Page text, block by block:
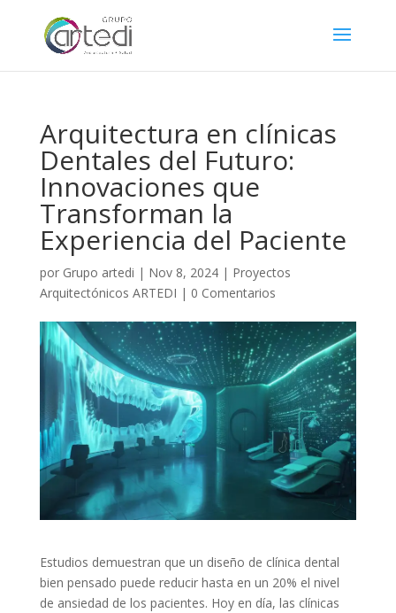
Arquitectura en clínicas
Dentales del Futuro:
Innovaciones que
Transforman la
Experiencia del Paciente
por Grupo artedi | Nov 8, 2024| Proyectos
Arquitectónicos ARTEDI | 0 Comentarios
Estudios demuestran que un diseño de clínica dental
bien pensado puede reducir hasta en un 20% el nivel
de ansiedad de los pacientes. Hoy en día, las clínicas